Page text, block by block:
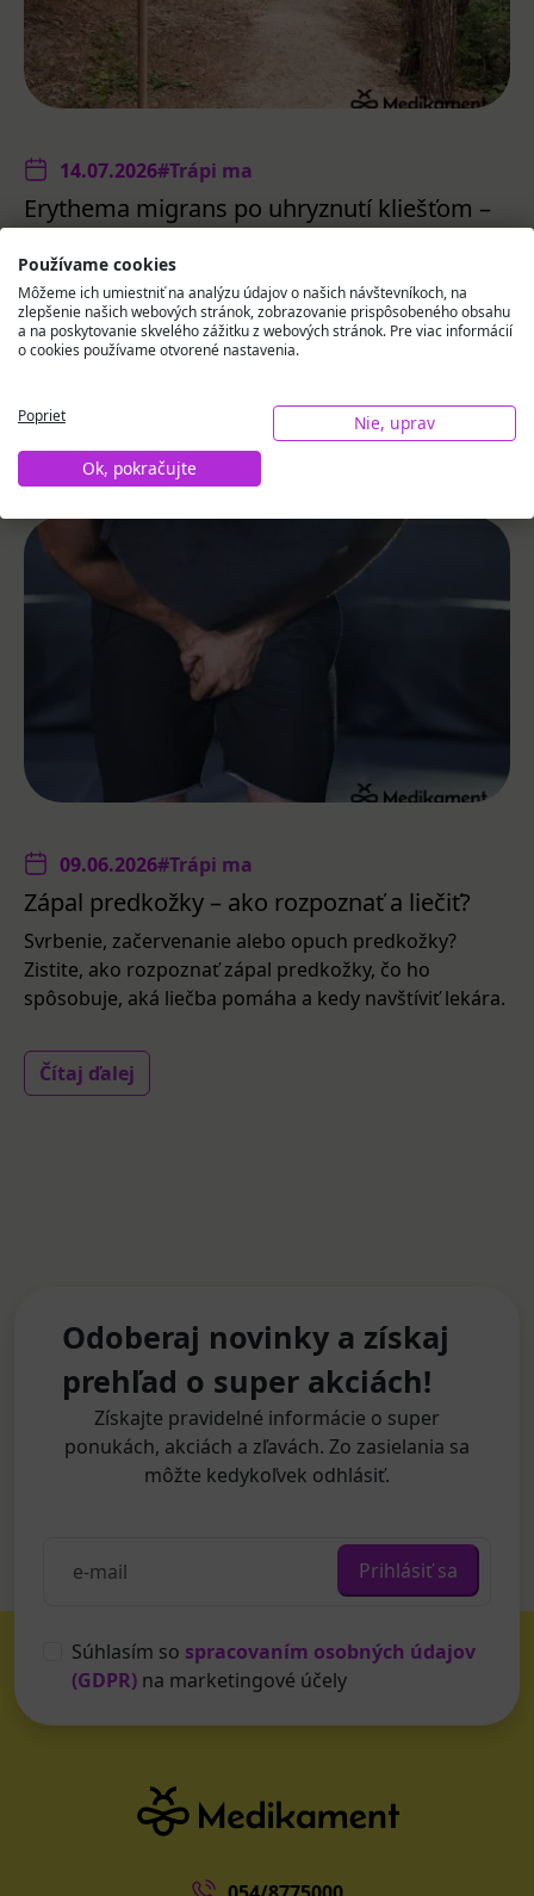
14.07.2026#Trápi ma
Erythema migrans po uhryznutí kliešťom –
ako ho rozpoznať a čo robiť?
Erythema migrans je jedným z najdôležitejších
varovných signálov po uhryznutí kliešťom. Včasné
odhalenie umožňuje rýchlu liečbu a zabraňuje
rozvoju ly...
09.06.2026#Trápi ma
Zápal predkožky – ako rozpoznať a liečiť?
Svrbenie, začervenanie alebo opuch predkožky?
Zistite, ako rozpoznať zápal predkožky, čo ho
spôsobuje, aká liečba pomáha a kedy navštíviť lekára.
Čítaj ďalej
Odoberaj novinky a získaj
prehľad o super akciách!
Získajte pravidelné informácie o super
ponukách, akciách a zľavách. Zo zasielania sa
môžte kedykoľvek odhlásiť.
Prihlásiť sa
Súhlasím so spracovaním osobných údajov
(GDPR) na marketingové účely
Používame cookies
Môžeme ich umiestniť na analýzu údajov o našich návštevníkoch, na
zlepšenie našich webových stránok, zobrazovanie prispôsobeného obsahu
a na poskytovanie skvelého zážitku z webových stránok. Pre viac informácií
o cookies používame otvorené nastavenia.
Poprieť
Nie, uprav
Ok, pokračujte